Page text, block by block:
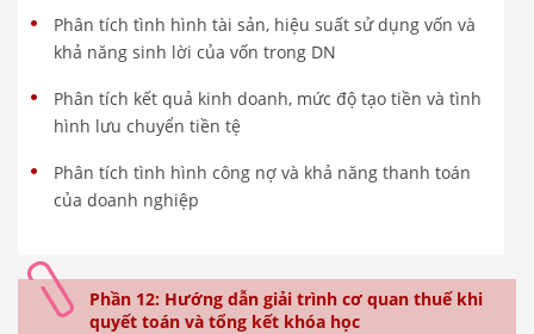
Phân tích tình hình tài sản, hiệu suất sử dụng vốn và
khả năng sinh lời của vốn trong DN
Phân tích kết quả kinh doanh, mức độ tạo tiền và tình
hình lưu chuyển tiền tệ
Phân tích tình hình công nợ và khả năng thanh toán
của doanh nghiệp
Phần 12: Hướng dẫn giải trình cơ quan thuế khi
quyết toán và tổng kết khóa học